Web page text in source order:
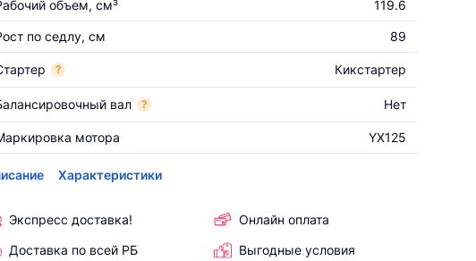
объем, см³ 119.6
по седлу, см 89
? Кикстартер
вал ? Нет
мотора YX125
Характеристики
Экспресс доставка!
Онлайн оплата
Доставка по всей РБ
Выгодные условия